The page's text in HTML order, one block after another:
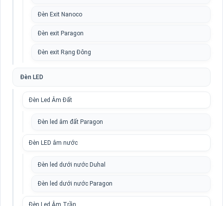
Đèn Exit Nanoco
Đèn exit Paragon
Đèn exit Rạng Đông
Đèn LED
Đèn Led Âm Đất
Đèn led âm đất Paragon
Đèn LED âm nước
Đèn led dưới nước Duhal
Đèn led dưới nước Paragon
Đèn Led Âm Trần